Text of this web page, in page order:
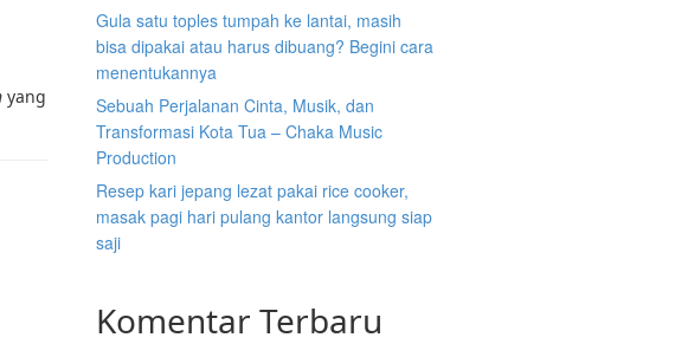
yang
Gula satu toples tumpah ke lantai, masih
bisa dipakai atau harus dibuang? Begini cara
menentukannya
Sebuah Perjalanan Cinta, Musik, dan
Transformasi Kota Tua – Chaka Music
Production
Resep kari jepang lezat pakai rice cooker,
masak pagi hari pulang kantor langsung siap
saji
Komentar Terbaru